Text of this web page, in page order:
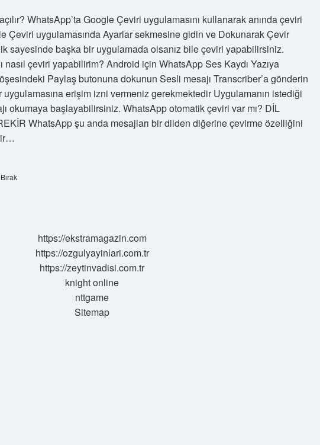
WhatsApp’ta Google Çeviri uygulamasını kullanarak anında çeviri
Çeviri uygulamasında Ayarlar sekmesine gidin ve Dokunarak Çevir
sayesinde başka bir uygulamada olsanız bile çeviri yapabilirsiniz.
nasıl çeviri yapabilirim? Android için WhatsApp Ses Kaydı Yazıya
Paylaş butonuna dokunun Sesli mesajı Transcriber’a gönderin
erişim izni vermeniz gerekmektedir Uygulamanın istediği
okumaya başlayabilirsiniz. WhatsApp otomatik çeviri var mı? DİL
WhatsApp şu anda mesajları bir dilden diğerine çevirme özelliğini
https://ekstramagazin.com
https://ozgulyayinlari.com.tr
https://zeytinvadisi.com.tr
knight online
nttgame
Sitemap